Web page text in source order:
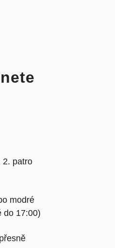
2. patro
modré
do 17:00)